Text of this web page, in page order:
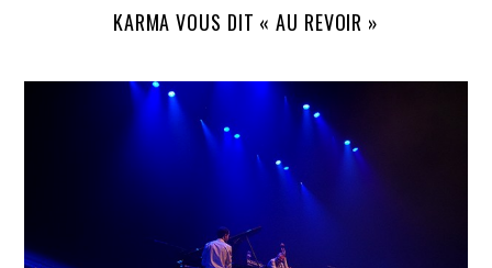
KARMA VOUS DIT « AU REVOIR »